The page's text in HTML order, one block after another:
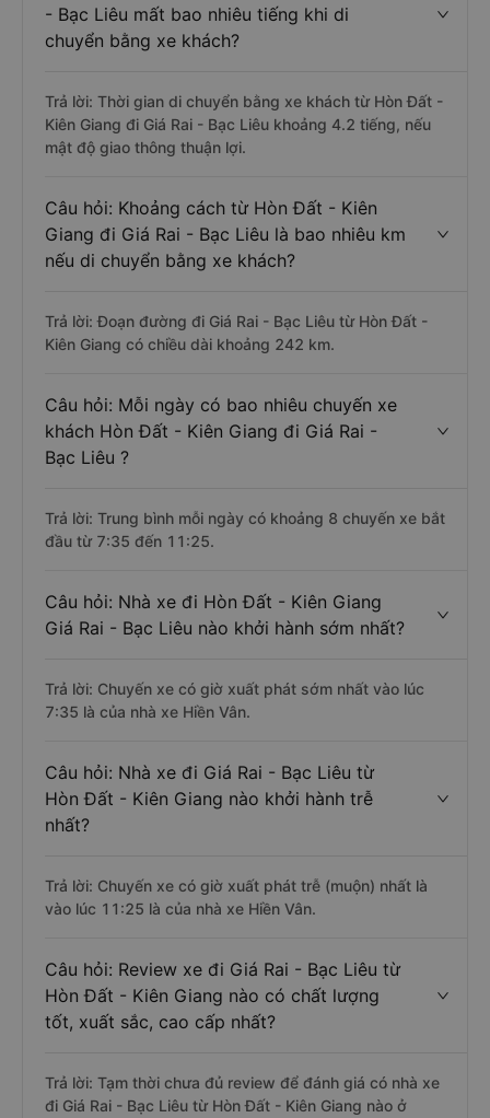
- Bạc Liêu mất bao nhiêu tiếng khi di
chuyển bằng xe khách?
Trả lời: Thời gian di chuyển bằng xe khách từ Hòn Đất -
Kiên Giang đi Giá Rai - Bạc Liêu khoảng 4.2 tiếng, nếu
mật độ giao thông thuận lợi.
Câu hỏi: Khoảng cách từ Hòn Đất - Kiên
Giang đi Giá Rai - Bạc Liêu là bao nhiêu km
nếu di chuyển bằng xe khách?
Trả lời: Đoạn đường đi Giá Rai - Bạc Liêu từ Hòn Đất -
Kiên Giang có chiều dài khoảng 242 km.
Câu hỏi: Mỗi ngày có bao nhiêu chuyến xe
khách Hòn Đất - Kiên Giang đi Giá Rai -
Bạc Liêu ?
Trả lời: Trung bình mỗi ngày có khoảng 8 chuyến xe bắt
đầu từ 7:35 đến 11:25.
Câu hỏi: Nhà xe đi Hòn Đất - Kiên Giang
Giá Rai - Bạc Liêu nào khởi hành sớm nhất?
Trả lời: Chuyến xe có giờ xuất phát sớm nhất vào lúc
7:35 là của nhà xe Hiền Vân.
Câu hỏi: Nhà xe đi Giá Rai - Bạc Liêu từ
Hòn Đất - Kiên Giang nào khởi hành trễ
nhất?
Trả lời: Chuyến xe có giờ xuất phát trễ (muộn) nhất là
vào lúc 11:25 là của nhà xe Hiền Vân.
Câu hỏi: Review xe đi Giá Rai - Bạc Liêu từ
Hòn Đất - Kiên Giang nào có chất lượng
tốt, xuất sắc, cao cấp nhất?
Trả lời: Tạm thời chưa đủ review để đánh giá có nhà xe
đi Giá Rai - Bạc Liêu từ Hòn Đất - Kiên Giang nào ở